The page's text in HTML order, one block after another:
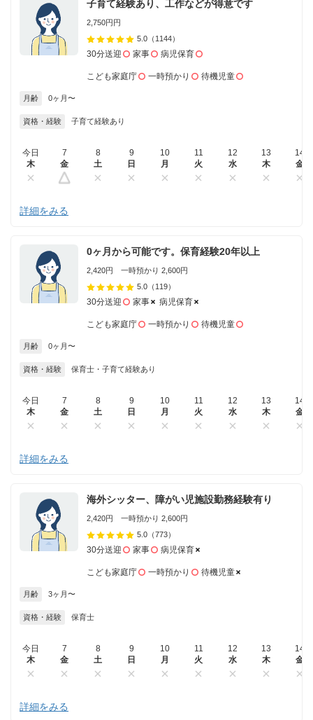
子育て経験あり、工作などが得意です
2,750円円
5.0 （1144）
30分送迎 家事 病児保育
こども家庭庁 一時預かり 待機児童
月齢 0ヶ月〜
資格・経験 子育て経験あり
今日
木
7
金
8
土
9
日
10
月
11
火
12
水
13
木
14
金
詳細をみる
0ヶ月から可能です。保育経験20年以上
2,420円 一時預かり 2,600円
5.0 （119）
30分送迎 家事 病児保育
こども家庭庁 一時預かり 待機児童
月齢 0ヶ月〜
資格・経験 保育士・子育て経験あり
今日
木
7
金
8
土
9
日
10
月
11
火
12
水
13
木
14
金
詳細をみる
海外シッター、障がい児施設勤務経験有り
2,420円 一時預かり 2,600円
5.0 （773）
30分送迎 家事 病児保育
こども家庭庁 一時預かり 待機児童
月齢 3ヶ月〜
資格・経験 保育士
今日
木
7
金
8
土
9
日
10
月
11
火
12
水
13
木
14
金
詳細をみる